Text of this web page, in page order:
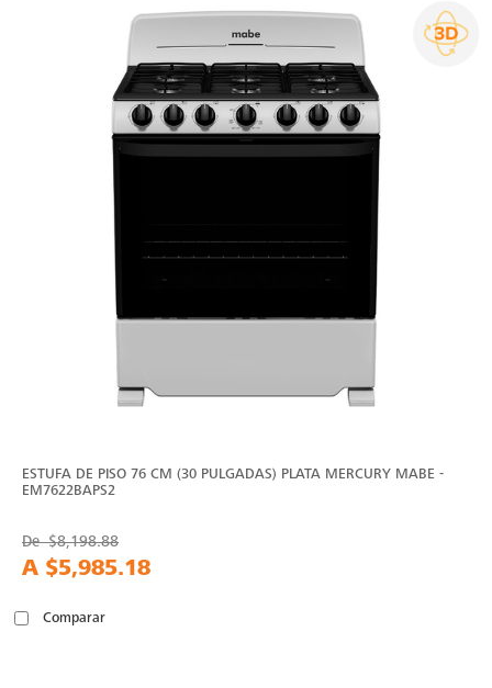
ESTUFA DE PISO 76 CM (30 PULGADAS) PLATA MERCURY MABE -
EM7622BAPS2
De$8,198.88
A $5,985.18
Comparar